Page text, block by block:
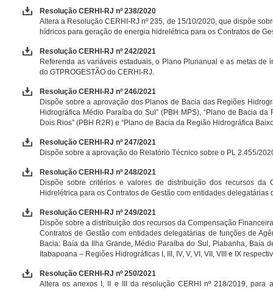
Resolução CERHI-RJ nº 238/2020
Altera a Resolução CERHI-RJ nº 235, de 15/10/2020, que dispõe
hídricos para geração de energia hidrelétrica para os Contratos de
Resolução CERHI-RJ nº 242/2021
Referenda as variáveis estaduais, o Plano Plurianual e as metas de
do GTPROGESTÃO do CERHI-RJ.
Resolução CERHI-RJ nº 246/2021
Dispõe sobre a aprovação dos Planos de Bacia das Regiões
Hidrográfica Médio Paraíba do Sul” (PBH MPS), “Plano de Bacia
Dois Rios” (PBH R2R) e “Plano de Bacia da Região Hidrográfica
Resolução CERHI-RJ nº 247/2021
Dispõe sobre a aprovação do Relatório Técnico sobre o PL 2.455/
Resolução CERHI-RJ nº 248/2021
Dispõe sobre critérios e valores de distribuição dos recursos
Hidrelétrica para os Contratos de Gestão com entidades
Resolução CERHI-RJ nº 249/2021
Dispõe sobre a distribuição dos recursos da Compensação
Contratos de Gestão com entidades delegatárias de funções de
Bacia: Baía da Ilha Grande, Médio Paraíba do Sul, Piabanha, Baía
Itabapoana – Regiões Hidrográficas I, III, IV, V, VI, VII, VIII e IX
Resolução CERHI-RJ nº 250/2021
Altera os anexos I, II e III da resolução CERHI nº 218/2019,